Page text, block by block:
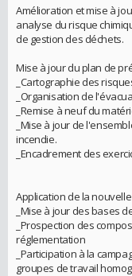
Amélioration et mise à
analyse du risque
de gestion des déchets.
Mise à jour du plan de
_Cartographie des
_Organisation de
_Remise à neuf du
_Mise à jour de
incendie.
_Encadrement des
Application de la
_Mise à jour des bases
_Prospection des
réglementation
_Participation à la
groupes de travail